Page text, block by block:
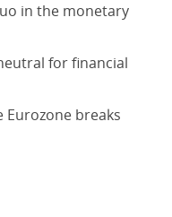
in the monetary
for financial
Eurozone breaks